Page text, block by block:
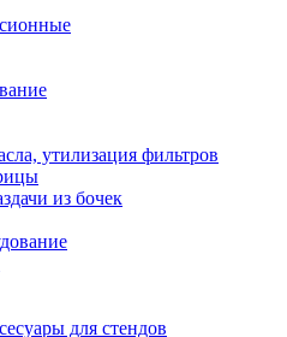
утилизация фильтров
из бочек
для стендов